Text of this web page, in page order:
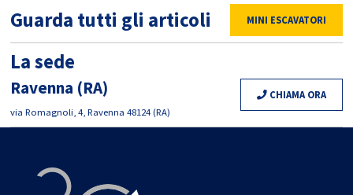
Guarda tutti gli articoli MINI ESCAVATORI
La sede
Ravenna (RA)
via Romagnoli, 4, Ravenna 48124 (RA)
CHIAMA ORA